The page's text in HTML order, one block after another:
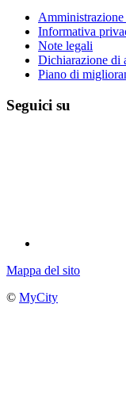
Amministrazione
Informativa
Note legali
Dichiarazione di
Piano di
Seguici su
Mappa del sito
© MyCity